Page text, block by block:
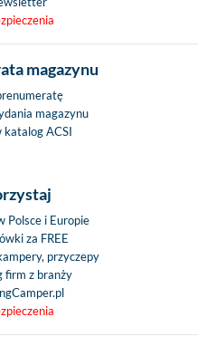
magazynu
magazynu
katalog ACSI
Polsce i Europie
za FREE
przyczepy
firm z branży